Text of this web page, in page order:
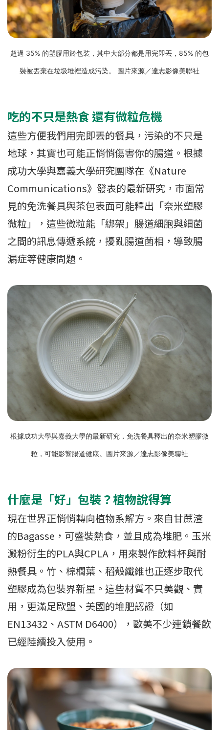
超過 35% 的塑膠用於包裝，其中大部分都是用完即丟，85% 的包
裝被丟棄在垃圾堆裡造成污染。 圖片來源／達志影像美聯社
吃的不只是熱食 還有微粒危機
這些方便我們用完即丟的餐具，污染的不只是
地球，其實也可能正悄悄傷害你的腸道。根據
成功大學與嘉義大學研究團隊在《Nature
Communications》發表的最新研究，市面常
見的免洗餐具與茶包表面可能釋出「奈米塑膠
微粒」，這些微粒能「綁架」腸道細胞與細菌
之間的訊息傳遞系統，擾亂腸道菌相，導致腸
漏症等健康問題。
根據成功大學與嘉義大學的最新研究，免洗餐具釋出的奈米塑膠微
粒，可能影響腸道健康。圖片來源／達志影像美聯社
什麼是「好」包裝？植物說得算
現在世界正悄悄轉向植物系解方。來自甘蔗渣
的Bagasse，可盛裝熱食，並且成為堆肥。玉米
澱粉衍生的PLA與CPLA，用來製作飲料杯與耐
熱餐具。竹、棕櫚葉、稻殼纖維也正逐步取代
塑膠成為包裝界新星。這些材質不只美觀、實
用，更滿足歐盟、美國的堆肥認證（如
EN13432、ASTM D6400），歐美不少連鎖餐飲
已經陸續投入使用。